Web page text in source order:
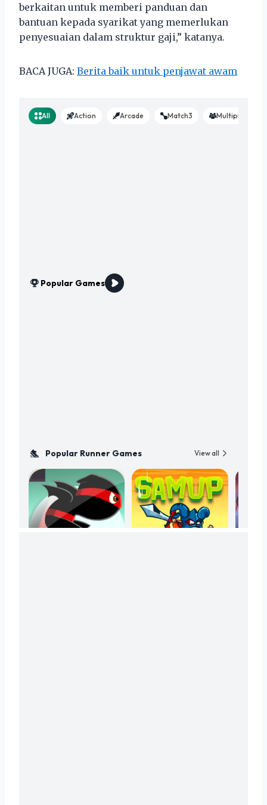
berkaitan untuk memberi panduan dan
bantuan kepada syarikat yang memerlukan
penyesuaian dalam struktur gaji,” katanya.
BACA JUGA: Berita baik untuk penjawat awam